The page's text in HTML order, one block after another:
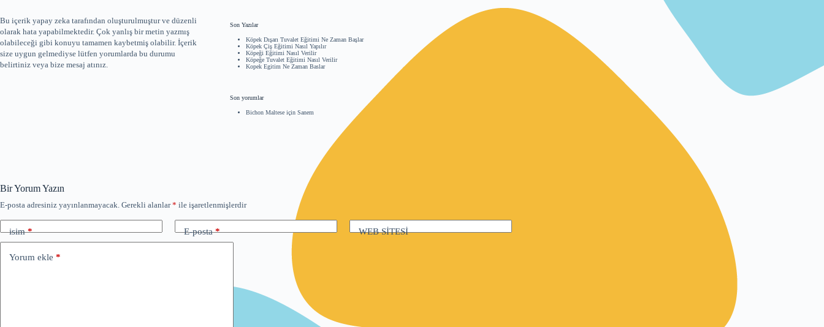
Bu içerik yapay zeka tarafından oluşturulmuştur ve düzenli
olarak hata yapabilmektedir. Çok yanlış bir metin yazmış
olabileceği gibi konuyu tamamen kaybetmiş olabilir. İçerik
size uygun gelmediyse lütfen yorumlarda bu durumu
belirtiniz veya bize mesaj atınız.
Son Yazılar
Köpek Dışarı Tuvalet Eğitimi Ne Zaman Başlar
Köpek Çiş Eğitimi Nasıl Yapılır
Köpeği Eğitimi Nasıl Verilir
Köpeğe Tuvalet Eğitimi Nasıl Verilir
Kopek Egitim Ne Zaman Baslar
Son yorumlar
Bichon Malteseiçin Sanem
Bir Yorum Yazın
E-posta adresiniz yayınlanmayacak. Gerekli alanlar* ile işaretlenmişlerdir
isim* E-posta* WEB SİTESİ
Yorum ekle *